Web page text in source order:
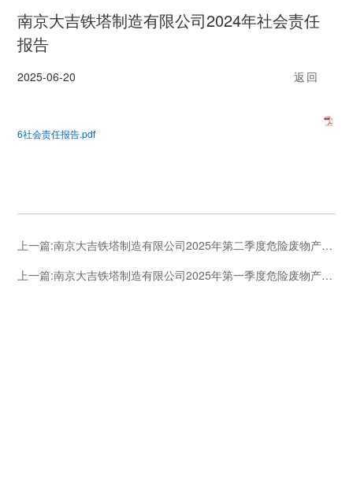
南京大吉铁塔制造有限公司2024年社会责任
报告
2025-06-20 返回
6社会责任报告.pdf
上一篇:南京大吉铁塔制造有限公司2025年第二季度危险废物产生、转移
上一篇:南京大吉铁塔制造有限公司2025年第一季度危险废物产生、转移